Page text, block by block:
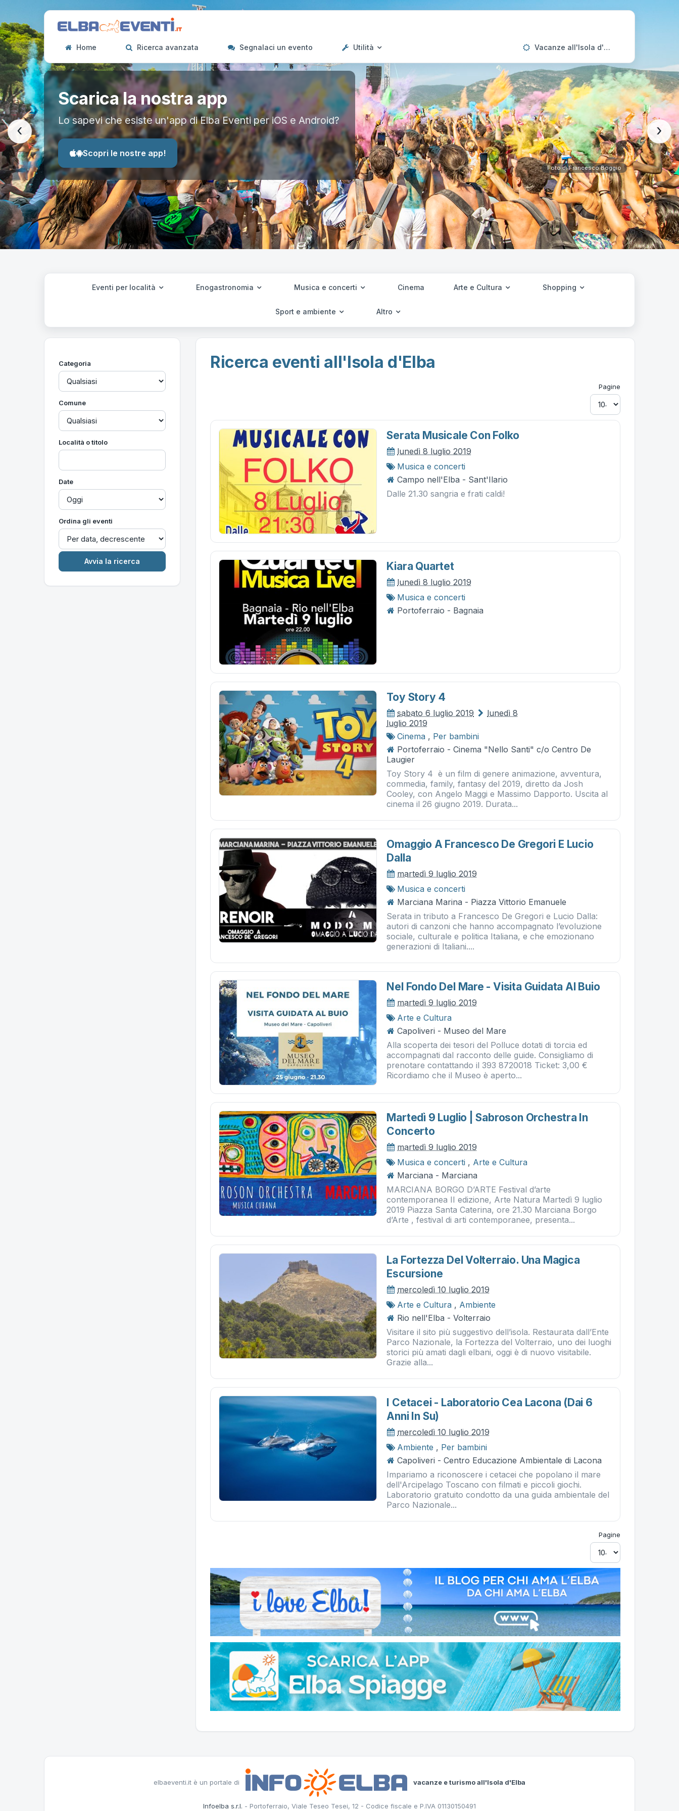
Home Ricerca avanzata Segnalaci un evento Utilità Vacanze all'Isola d'Elba
Scarica la nostra app
Lo sapevi che esiste un'app di Elba Eventi per iOS e Android?
Scopri le nostre app!
Foto di Francesco Boggio
‹ ›
Eventi per località Enogastronomia Musica e concerti Cinema Arte e Cultura Shopping
Sport e ambiente Altro
Categoria
Comune
Località o titolo
Date
Ordina gli eventi
Ricerca eventi all'Isola d'Elba
Pagine
Serata Musicale Con Folko
lunedì 8 luglio 2019
Musica e concerti
Campo nell'Elba - Sant'Ilario
Dalle 21.30 sangria e frati caldi!
Kiara Quartet
lunedì 8 luglio 2019
Musica e concerti
Portoferraio - Bagnaia
Toy Story 4
sabato 6 luglio 2019
lunedì 8
luglio 2019
Cinema , Per bambini
Portoferraio - Cinema "Nello Santi" c/o Centro De
Laugier
Toy Story 4 è un film di genere animazione, avventura,
commedia, family, fantasy del 2019, diretto da Josh
Cooley, con Angelo Maggi e Massimo Dapporto. Uscita al
cinema il 26 giugno 2019. Durata...
Omaggio A Francesco De Gregori E Lucio
Dalla
martedì 9 luglio 2019
Musica e concerti
Marciana Marina - Piazza Vittorio Emanuele
Serata in tributo a Francesco De Gregori e Lucio Dalla:
autori di canzoni che hanno accompagnato l’evoluzione
sociale, culturale e politica Italiana, e che emozionano
generazioni di Italiani....
Nel Fondo Del Mare - Visita Guidata Al Buio
martedì 9 luglio 2019
Arte e Cultura
Capoliveri - Museo del Mare
Alla scoperta dei tesori del Polluce dotati di torcia ed
accompagnati dal racconto delle guide. Consigliamo di
prenotare contattando il 393 8720018 Ticket: 3,00 €
Ricordiamo che il Museo è aperto...
Martedì 9 Luglio | Sabroson Orchestra In
Concerto
martedì 9 luglio 2019
Musica e concerti , Arte e Cultura
Marciana - Marciana
MARCIANA BORGO D’ARTE Festival d’arte
contemporanea II edizione, Arte Natura Martedì 9 luglio
2019 Piazza Santa Caterina, ore 21.30 Marciana Borgo
d’Arte , festival di arti contemporanee, presenta...
La Fortezza Del Volterraio. Una Magica
Escursione
mercoledì 10 luglio 2019
Arte e Cultura , Ambiente
Rio nell'Elba - Volterraio
Visitare il sito più suggestivo dell’isola. Restaurata dall’Ente
Parco Nazionale, la Fortezza del Volterraio, uno dei luoghi
storici più amati dagli elbani, oggi è di nuovo visitabile.
Grazie alla...
I Cetacei - Laboratorio Cea Lacona (dai 6
Anni In Su)
mercoledì 10 luglio 2019
Ambiente , Per bambini
Capoliveri - Centro Educazione Ambientale di Lacona
Impariamo a riconoscere i cetacei che popolano il mare
dell'Arcipelago Toscano con filmati e piccoli giochi.
Laboratorio gratuito condotto da una guida ambientale del
Parco Nazionale...
Pagine
elbaeventi.it è un portale di vacanze e turismo all'Isola d'Elba
Infoelba s.r.l. - Portoferraio, Viale Teseo Tesei, 12 - Codice fiscale e P.IVA 01130150491